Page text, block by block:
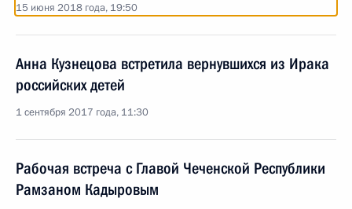
15 июня 2018 года, 19:50
Анна Кузнецова встретила вернувшихся из Ирака
российских детей
1 сентября 2017 года, 11:30
Рабочая встреча с Главой Чеченской Республики
Рамзаном Кадыровым